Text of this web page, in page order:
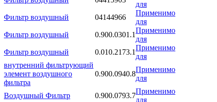
для
Фильтр воздушный
04144966
Применимо
для
Фильтр воздушный
0.900.0301.1
Применимо
для
Фильтр воздушный
0.010.2173.1
Применимо
для
внутренний фильтрующий
элемент воздушного
фильтра
0.900.0940.8
Применимо
для
Воздушный Фильтр 0.900.0793.7
Применимо
для